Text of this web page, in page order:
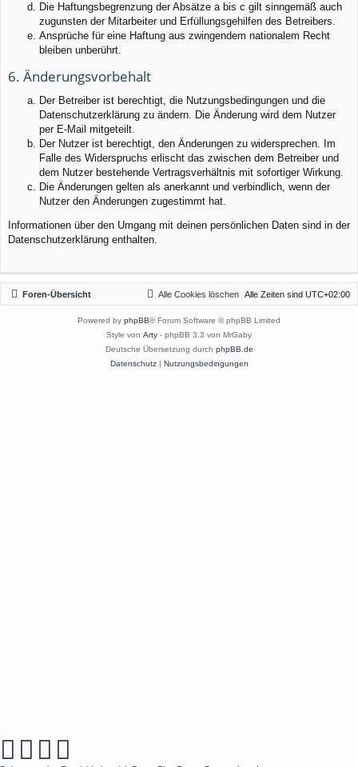
Die Haftungsbegrenzung der Absätze a bis c gilt sinngemäß auch
zugunsten der Mitarbeiter und Erfüllungsgehilfen des Betreibers.
Ansprüche für eine Haftung aus zwingendem nationalem Recht
bleiben unberührt.
6. Änderungsvorbehalt
Der Betreiber ist berechtigt, die Nutzungsbedingungen und die
Datenschutzerklärung zu ändern. Die Änderung wird dem Nutzer
per E-Mail mitgeteilt.
Der Nutzer ist berechtigt, den Änderungen zu widersprechen. Im
Falle des Widerspruchs erlischt das zwischen dem Betreiber und
dem Nutzer bestehende Vertragsverhältnis mit sofortiger Wirkung.
Die Änderungen gelten als anerkannt und verbindlich, wenn der
Nutzer den Änderungen zugestimmt hat.
Informationen über den Umgang mit deinen persönlichen Daten sind in der
Datenschutzerklärung enthalten.
Foren-Übersicht Alle Zeiten sind UTC+02:00
Alle Cookies löschen
Powered by phpBB® Forum Software © phpBB Limited
Style von Arty - phpBB 3.3 von MrGaby
Deutsche Übersetzung durch phpBB.de
Datenschutz| Nutzungsbedingungen